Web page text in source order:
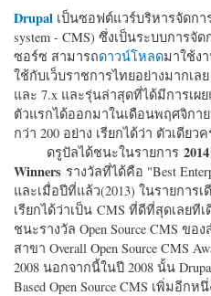
Drupal เป็นซอฟต์แวร์บริหารจัดการ
system - CMS) ซึ่งเป็นระบบการ
ซอร์ซ สามารถดาวน์โหลดมาใช้ง
ใช้กับเว็บราชการไทยอย่างมากเ
และ 7.x และรุ่นล่าสุดที่ได้มีการเผ
ตัวแรกได้ออกมาในเดือนพฤศจิก
กว่า 200 อย่าง เรียกได้ว่า ตัวเดียว
ดรูปัลได้ชนะในรายการ
Winners รางวัลที่ได้คือ "Best
และเมื่อปีที่แล้ว(2013) ในรายการ
เรียกได้ว่าเป็น CMS ที่ดีที่สุดเลยทีเ
ชนะรางวัล Open Source CMS ขอ
สาขา Overall Open Source CMS
2008 นอกจากนี้ในปี 2008 นั้น
Based Open Source CMS เพิ่มอีกห